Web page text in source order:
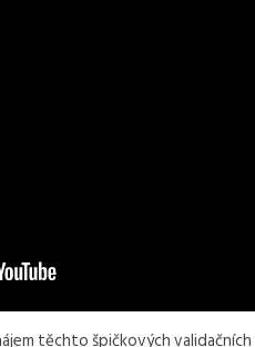
těchto špičkových